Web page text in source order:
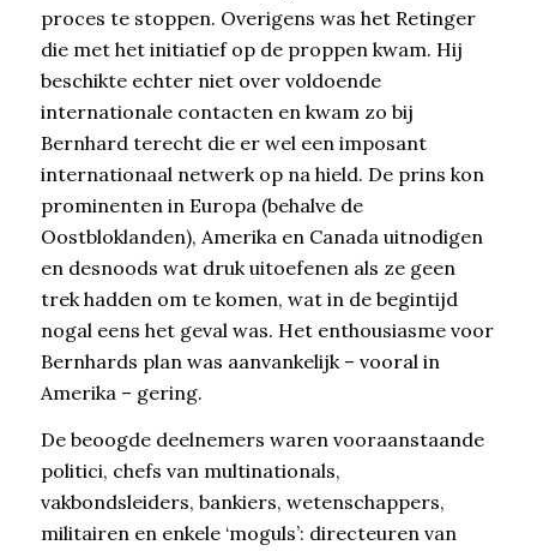
proces te stoppen. Overigens was het Retinger
die met het initiatief op de proppen kwam. Hij
beschikte echter niet over voldoende
internationale contacten en kwam zo bij
Bernhard terecht die er wel een imposant
internationaal netwerk op na hield. De prins kon
prominenten in Europa (behalve de
Oostbloklanden), Amerika en Canada uitnodigen
en desnoods wat druk uitoefenen als ze geen
trek hadden om te komen, wat in de begintijd
nogal eens het geval was. Het enthousiasme voor
Bernhards plan was aanvankelijk – vooral in
Amerika – gering.
De beoogde deelnemers waren vooraanstaande
politici, chefs van multinationals,
vakbondsleiders, bankiers, wetenschappers,
militairen en enkele ‘moguls’: directeuren van